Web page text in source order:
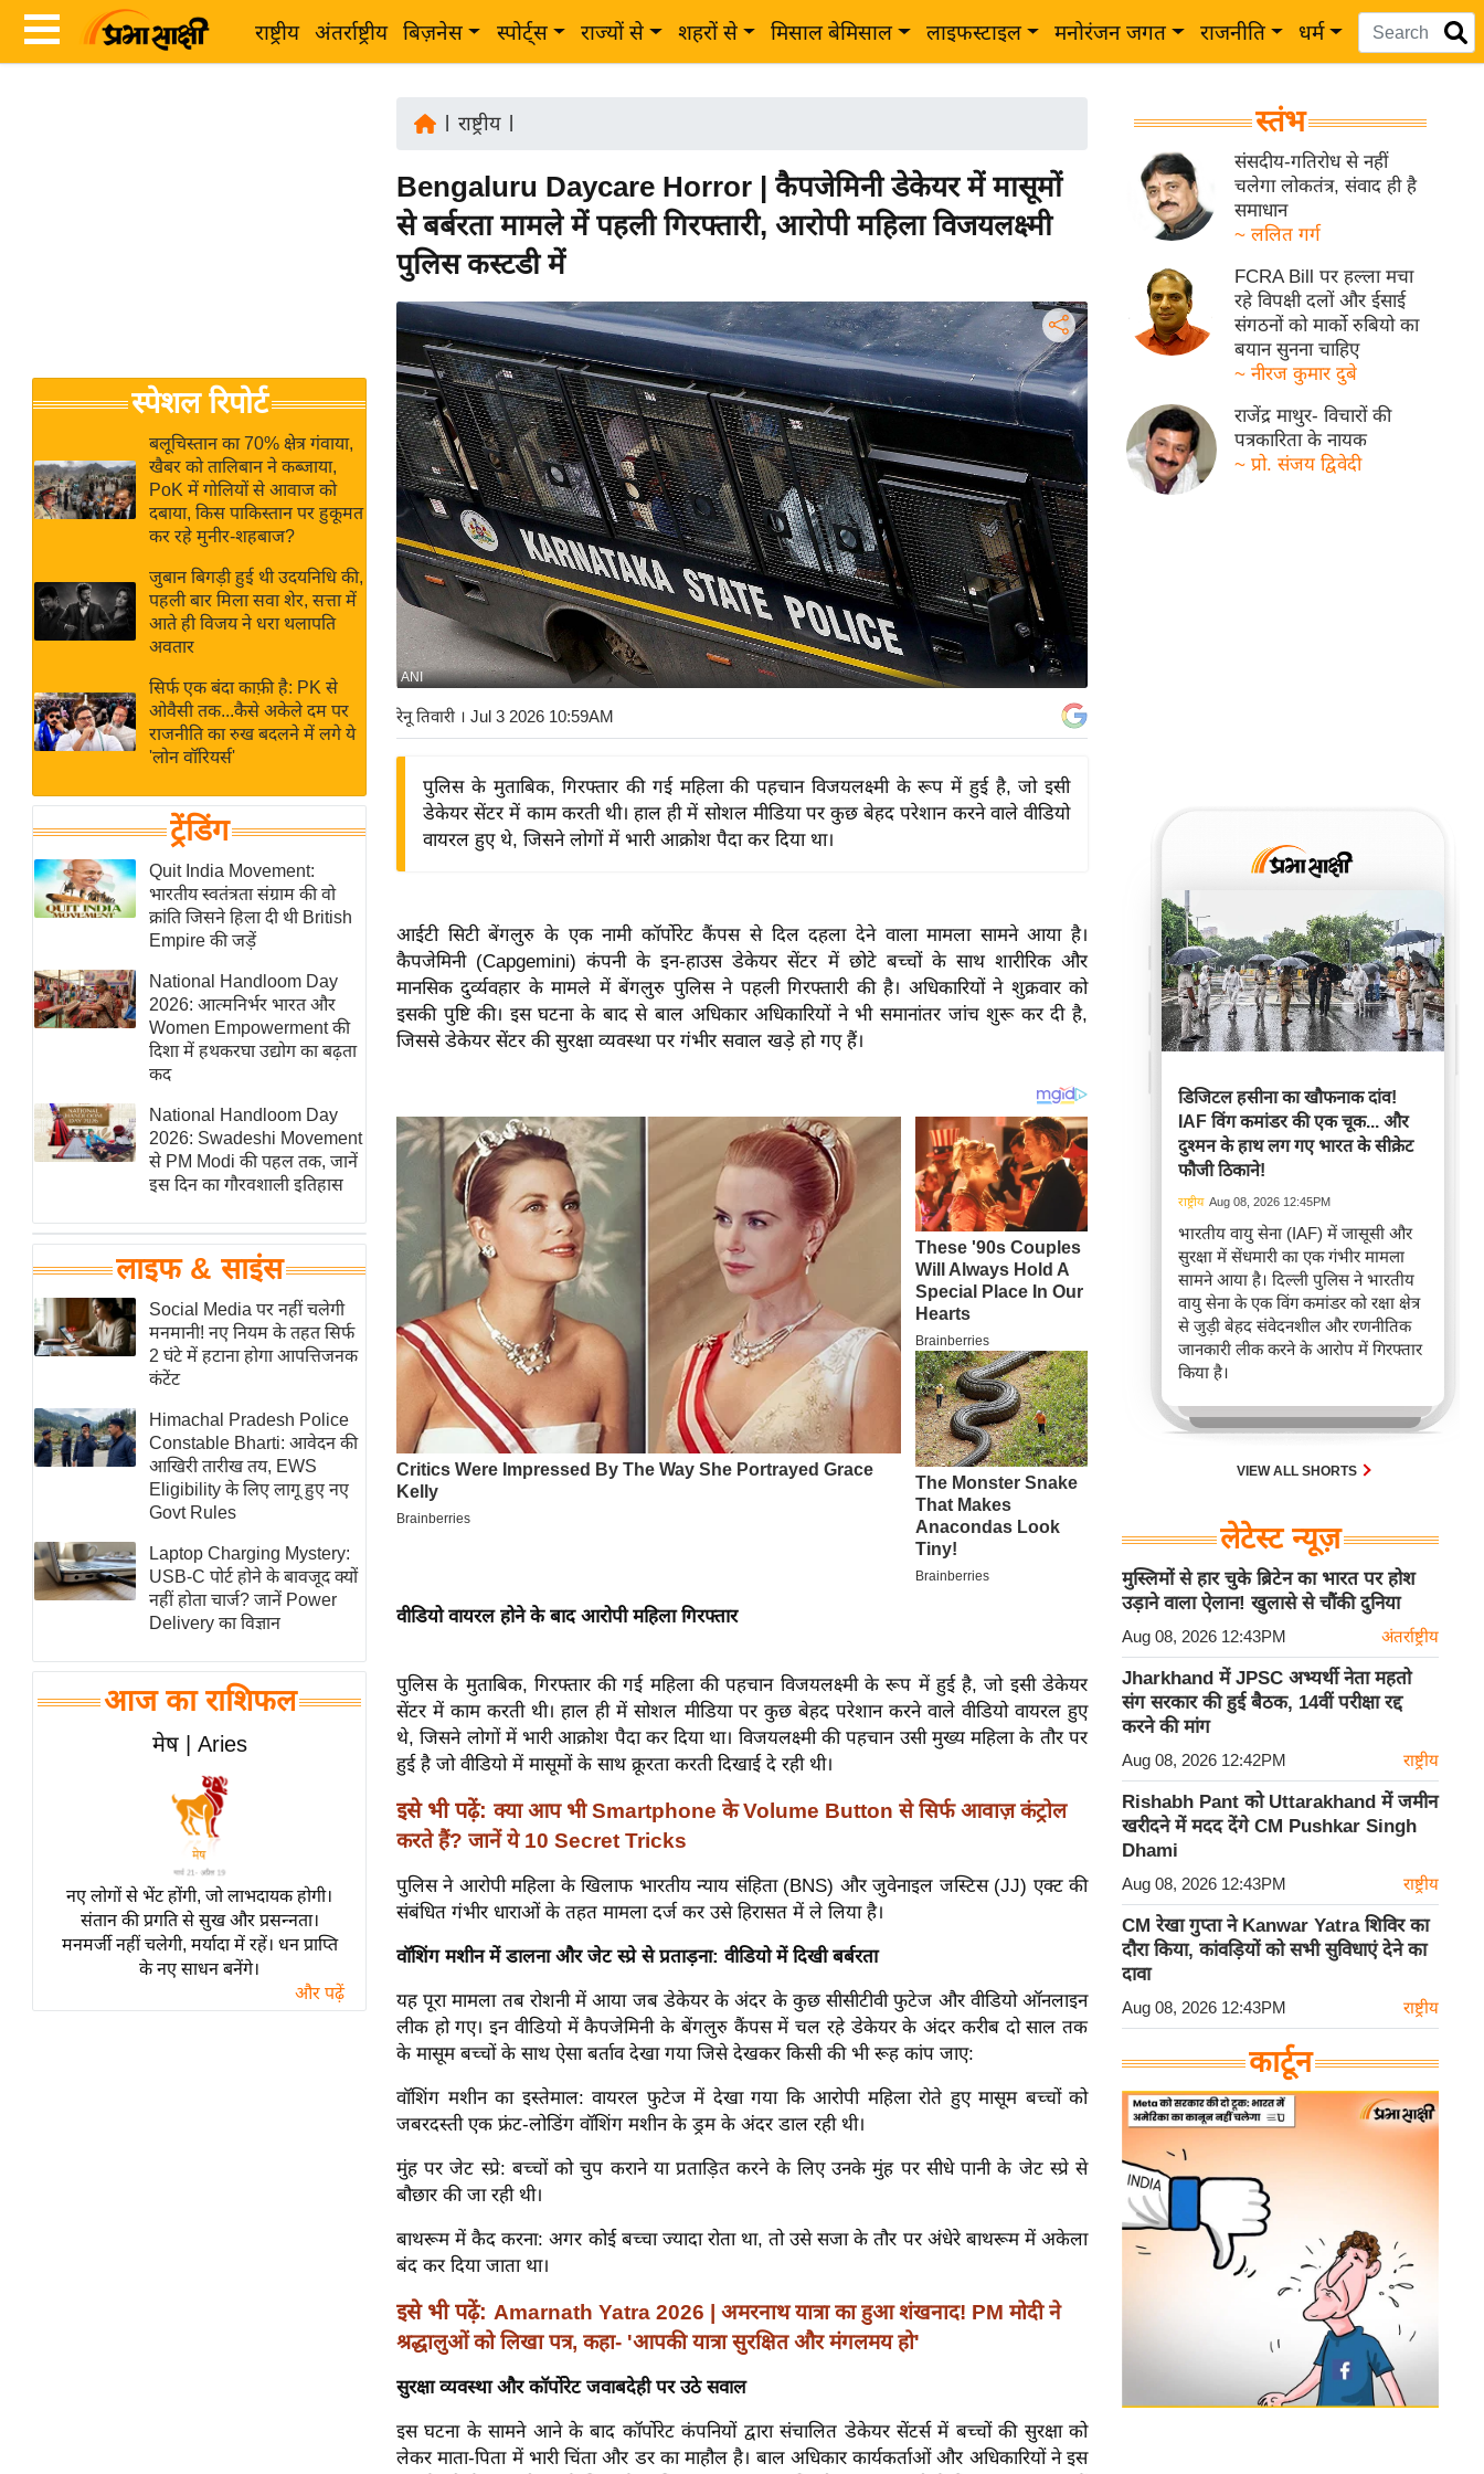
राष्ट्रीय अंतर्राष्ट्रीय बिज़नेस स्पोर्ट्स राज्यों से शहरों से मिसाल बेमिसाल लाइफस्टाइल मनोरंजन जगत राजनीति धर्म
Breaking
News in
Hindi
Hindi
Videos
जगत
राय
बजट
IPL
2026
ई-पेपर
मिसाल बेमिसाल
शख्सियत
यंग इंडिया
साहित्य जगत
ऑटो वर्ल्ड
न्यूज ब्रीफ
मनोरंजन जगत
बॉलीवुड
हॉलीवुड
फिल्म समीक्षा
Breaking
News
लाइफस्टाइल
टेक्नॉलॉजी
घरेलू नुस्खे
पर्यटन स्थल
फिटनेस मंत्रा
रिलेशनशिप
राजनीति
विश्लेषण
समसामयिक
मातृभूमि
एम.
आर.
आई.
समीक्षा
धर्म
ज्योतिष
त्योहार
राशिफल
विशेष
स्पेशल रिपोर्ट
बलूचिस्तान का 70% क्षेत्र गंवाया,
खैबर को तालिबान ने कब्जाया,
PoK में गोलियों से आवाज को
दबाया, किस पाकिस्तान पर हुकूमत
कर रहे मुनीर-शहबाज?
जुबान बिगड़ी हुई थी उदयनिधि की,
पहली बार मिला सवा शेर, सत्ता में
आते ही विजय ने धरा थलापति
अवतार
सिर्फ एक बंदा काफ़ी है: PK से
ओवैसी तक...कैसे अकेले दम पर
राजनीति का रुख बदलने में लगे ये
'लोन वॉरियर्स'
ट्रेंडिंग
Quit India Movement:
भारतीय स्वतंत्रता संग्राम की वो
क्रांति जिसने हिला दी थी British
Empire की जड़ें
National Handloom Day
2026: आत्मनिर्भर भारत और
Women Empowerment की
दिशा में हथकरघा उद्योग का बढ़ता
कद
National Handloom Day
2026: Swadeshi Movement
से PM Modi की पहल तक, जानें
इस दिन का गौरवशाली इतिहास
लाइफ & साइंस
Social Media पर नहीं चलेगी
मनमानी! नए नियम के तहत सिर्फ
2 घंटे में हटाना होगा आपत्तिजनक
कंटेंट
Himachal Pradesh Police
Constable Bharti: आवेदन की
आखिरी तारीख तय, EWS
Eligibility के लिए लागू हुए नए
Govt Rules
Laptop Charging Mystery:
USB-C पोर्ट होने के बावजूद क्यों
नहीं होता चार्ज? जानें Power
Delivery का विज्ञान
आज का राशिफल
मेष | Aries
नए लोगों से भेंट होंगी, जो लाभदायक होगी।
संतान की प्रगति से सुख और प्रसन्नता।
मनमर्जी नहीं चलेगी, मर्यादा में रहें। धन प्राप्ति
के नए साधन बनेंगे।
और पढ़ें
राष्ट्रीय|
Bengaluru Daycare Horror | कैपजेमिनी डेकेयर में मासूमों
से बर्बरता मामले में पहली गिरफ्तारी, आरोपी महिला विजयलक्ष्मी
पुलिस कस्टडी में
ANI
रेनू तिवारी । Jul 3 2026 10:59AM
पुलिस के मुताबिक, गिरफ्तार की गई महिला की पहचान विजयलक्ष्मी के रूप में हुई है, जो इसी
डेकेयर सेंटर में काम करती थी। हाल ही में सोशल मीडिया पर कुछ बेहद परेशान करने वाले वीडियो
वायरल हुए थे, जिसने लोगों में भारी आक्रोश पैदा कर दिया था।
आईटी सिटी बेंगलुरु के एक नामी कॉर्पोरेट कैंपस से दिल दहला देने वाला मामला सामने आया है।
कैपजेमिनी (Capgemini) कंपनी के इन-हाउस डेकेयर सेंटर में छोटे बच्चों के साथ शारीरिक और
मानसिक दुर्व्यवहार के मामले में बेंगलुरु पुलिस ने पहली गिरफ्तारी की है। अधिकारियों ने शुक्रवार को
इसकी पुष्टि की। इस घटना के बाद से बाल अधिकार अधिकारियों ने भी समानांतर जांच शुरू कर दी है,
जिससे डेकेयर सेंटर की सुरक्षा व्यवस्था पर गंभीर सवाल खड़े हो गए हैं।
वीडियो वायरल होने के बाद आरोपी महिला गिरफ्तार
पुलिस के मुताबिक, गिरफ्तार की गई महिला की पहचान विजयलक्ष्मी के रूप में हुई है, जो इसी डेकेयर
सेंटर में काम करती थी। हाल ही में सोशल मीडिया पर कुछ बेहद परेशान करने वाले वीडियो वायरल हुए
थे, जिसने लोगों में भारी आक्रोश पैदा कर दिया था। विजयलक्ष्मी की पहचान उसी मुख्य महिला के तौर पर
हुई है जो वीडियो में मासूमों के साथ क्रूरता करती दिखाई दे रही थी।
इसे भी पढ़ें: क्या आप भी Smartphone के Volume Button से सिर्फ आवाज़ कंट्रोल
करते हैं? जानें ये 10 Secret Tricks
पुलिस ने आरोपी महिला के खिलाफ भारतीय न्याय संहिता (BNS) और जुवेनाइल जस्टिस (JJ) एक्ट की
संबंधित गंभीर धाराओं के तहत मामला दर्ज कर उसे हिरासत में ले लिया है।
वॉशिंग मशीन में डालना और जेट स्प्रे से प्रताड़ना: वीडियो में दिखी बर्बरता
यह पूरा मामला तब रोशनी में आया जब डेकेयर के अंदर के कुछ सीसीटीवी फुटेज और वीडियो ऑनलाइन
लीक हो गए। इन वीडियो में कैपजेमिनी के बेंगलुरु कैंपस में चल रहे डेकेयर के अंदर करीब दो साल तक
के मासूम बच्चों के साथ ऐसा बर्ताव देखा गया जिसे देखकर किसी की भी रूह कांप जाए:
वॉशिंग मशीन का इस्तेमाल: वायरल फुटेज में देखा गया कि आरोपी महिला रोते हुए मासूम बच्चों को
जबरदस्ती एक फ्रंट-लोडिंग वॉशिंग मशीन के ड्रम के अंदर डाल रही थी।
मुंह पर जेट स्प्रे: बच्चों को चुप कराने या प्रताड़ित करने के लिए उनके मुंह पर सीधे पानी के जेट स्प्रे से
बौछार की जा रही थी।
बाथरूम में कैद करना: अगर कोई बच्चा ज्यादा रोता था, तो उसे सजा के तौर पर अंधेरे बाथरूम में अकेला
बंद कर दिया जाता था।
इसे भी पढ़ें: Amarnath Yatra 2026 | अमरनाथ यात्रा का हुआ शंखनाद! PM मोदी ने
श्रद्धालुओं को लिखा पत्र, कहा- 'आपकी यात्रा सुरक्षित और मंगलमय हो'
सुरक्षा व्यवस्था और कॉर्पोरेट जवाबदेही पर उठे सवाल
इस घटना के सामने आने के बाद कॉर्पोरेट कंपनियों द्वारा संचालित डेकेयर सेंटर्स में बच्चों की सुरक्षा को
लेकर माता-पिता में भारी चिंता और डर का माहौल है। बाल अधिकार कार्यकर्ताओं और अधिकारियों ने इस
स्तंभ
संसदीय-गतिरोध से नहीं
चलेगा लोकतंत्र, संवाद ही है
समाधान
~ ललित गर्ग
FCRA Bill पर हल्ला मचा
रहे विपक्षी दलों और ईसाई
संगठनों को मार्को रुबियो का
बयान सुनना चाहिए
~ नीरज कुमार दुबे
राजेंद्र माथुर- विचारों की
पत्रकारिता के नायक
~ प्रो. संजय द्विवेदी
डिजिटल हसीना का खौफनाक दांव!
IAF विंग कमांडर की एक चूक... और
दुश्मन के हाथ लग गए भारत के सीक्रेट
फौजी ठिकाने!
राष्ट्रीय Aug 08, 2026 12:45PM
भारतीय वायु सेना (IAF) में जासूसी और
सुरक्षा में सेंधमारी का एक गंभीर मामला
सामने आया है। दिल्ली पुलिस ने भारतीय
वायु सेना के एक विंग कमांडर को रक्षा क्षेत्र
से जुड़ी बेहद संवेदनशील और रणनीतिक
जानकारी लीक करने के आरोप में गिरफ्तार
किया है।
VIEW ALL SHORTS
लेटेस्ट न्यूज़
मुस्लिमों से हार चुके ब्रिटेन का भारत पर होश
उड़ाने वाला ऐलान! खुलासे से चौंकी दुनिया
Aug 08, 2026 12:43PM अंतर्राष्ट्रीय
Jharkhand में JPSC अभ्यर्थी नेता महतो
संग सरकार की हुई बैठक, 14वीं परीक्षा रद्द
करने की मांग
Aug 08, 2026 12:42PM राष्ट्रीय
Rishabh Pant को Uttarakhand में जमीन
खरीदने में मदद देंगे CM Pushkar Singh
Dhami
Aug 08, 2026 12:43PM राष्ट्रीय
CM रेखा गुप्ता ने Kanwar Yatra शिविर का
दौरा किया, कांवड़ियों को सभी सुविधाएं देने का
दावा
Aug 08, 2026 12:43PM राष्ट्रीय
कार्टून